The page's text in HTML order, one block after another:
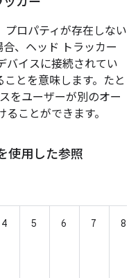
プロパティが存在しない
、ヘッド トラッカー
バイスに接続されてい
とを意味します。たと
をユーザーが別のオー
ことができます。
使用した参照
4 5 6 7 8